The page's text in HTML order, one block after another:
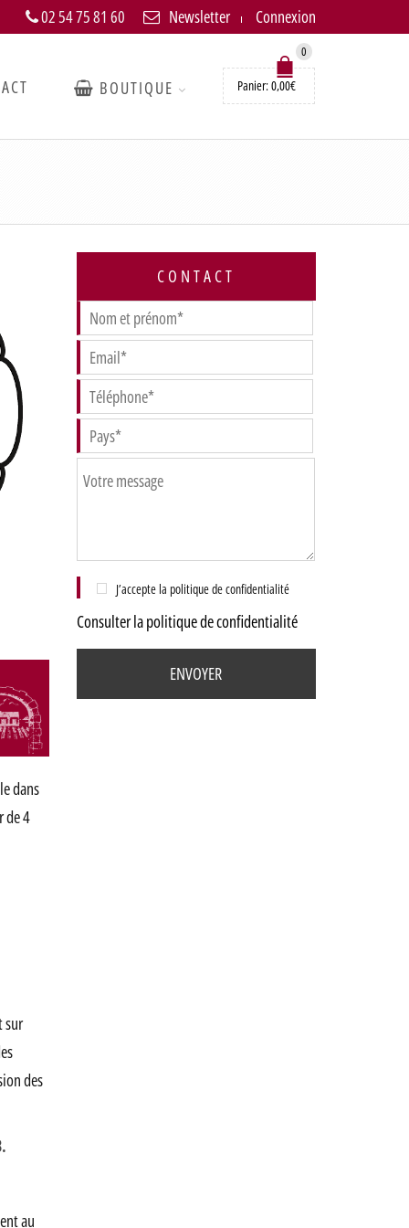
Newsletter Connexion
02 54 75 81 60
BOUTIQUE
0
Panier:0,00€
dans
de 4
sur
des
au
CONTACT
J’accepte la politique de confidentialité
Consulter la politique de confidentialité